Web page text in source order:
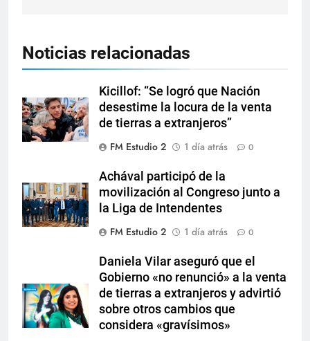
Noticias relacionadas
Kicillof: “Se logró que Nación
desestime la locura de la venta
de tierras a extranjeros”
FM Estudio 2
1 día atrás 0
Achával participó de la
movilización al Congreso junto a
la Liga de Intendentes
FM Estudio 2
1 día atrás 0
Daniela Vilar aseguró que el
Gobierno «no renunció» a la venta
de tierras a extranjeros y advirtió
sobre otros cambios que
considera «gravísimos»